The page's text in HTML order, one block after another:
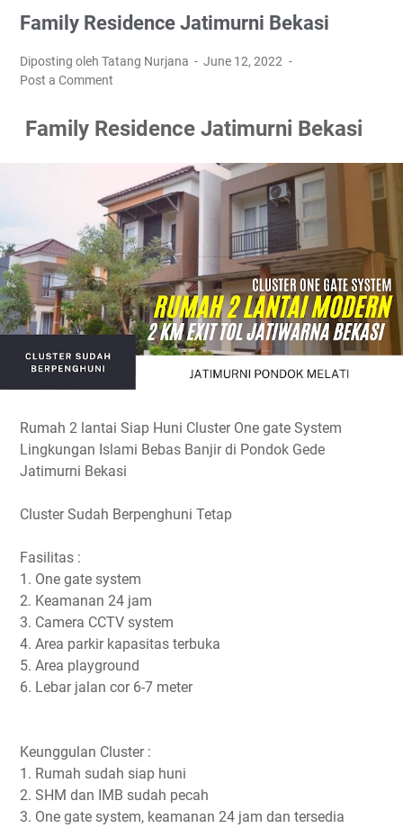
Family Residence Jatimurni Bekasi
Diposting oleh Tatang Nurjana
June 12, 2022
Post a Comment
Family Residence Jatimurni Bekasi
Rumah 2 lantai Siap Huni Cluster One gate System
Lingkungan Islami Bebas Banjir di Pondok Gede
Jatimurni Bekasi
Cluster Sudah Berpenghuni Tetap
Fasilitas :
1. One gate system
2. Keamanan 24 jam
3. Camera CCTV system
4. Area parkir kapasitas terbuka
5. Area playground
6. Lebar jalan cor 6-7 meter
Keunggulan Cluster :
1. Rumah sudah siap huni
2. SHM dan IMB sudah pecah
3. One gate system, keamanan 24 jam dan tersedia